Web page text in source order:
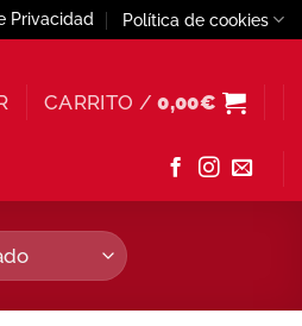
Privacidad Política de cookies
CARRITO /0,00€